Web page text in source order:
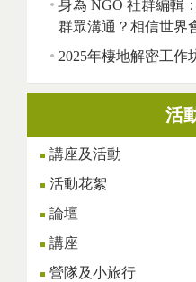
身為 NGO 社群編輯
群眾溝通？相信世界
2025年棲地解密工作
活
講座及活動
活動花絮
論壇
講座
營隊及小旅行